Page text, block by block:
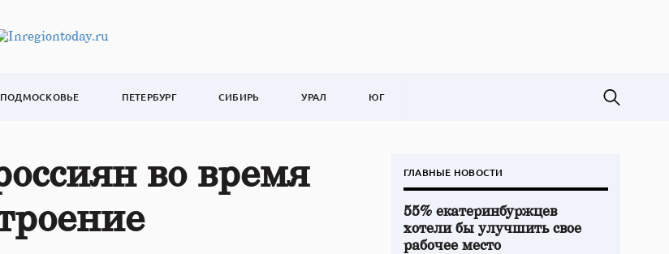
ПОДМОСКОВЬЕ ПЕТЕРБУРГ СИБИРЬ УРАЛ ЮГ
во время
ГЛАВНЫЕ НОВОСТИ
55% екатеринбуржцев
хотели бы улучшить свое
рабочее место